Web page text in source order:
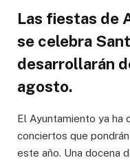
Las fiestas de
se celebra
desarrollarán
agosto.
El Ayuntamiento ya ha
conciertos que
este año. Una docena